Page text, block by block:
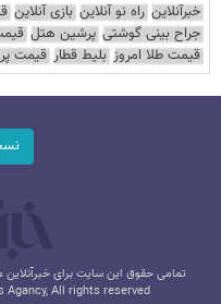
خبرآنلاین راه نو آنلاین بازی آنلاین
جراح بینی گوشتی پرشین هتل
قیمت طلا امروز بلیط قطار قیمت
تمامی حقوق این سایت برای
All rights reserved